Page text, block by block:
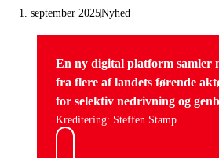
Nyhed
1. september 2025
En ny digital platform samler
fra flere af landets førende
for selektiv nedrivning og
Kreditering: Steffen Stamp